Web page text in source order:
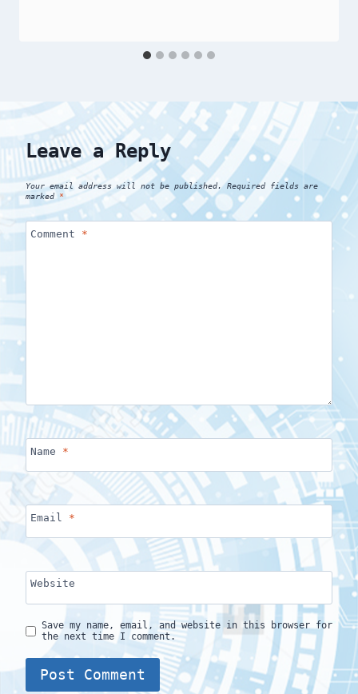
Leave a Reply
Your email address will not be published.
Required fields are
marked *
Comment *
Name *
Email *
Website
Save my name, email, and website in this browser for
the next time I comment.